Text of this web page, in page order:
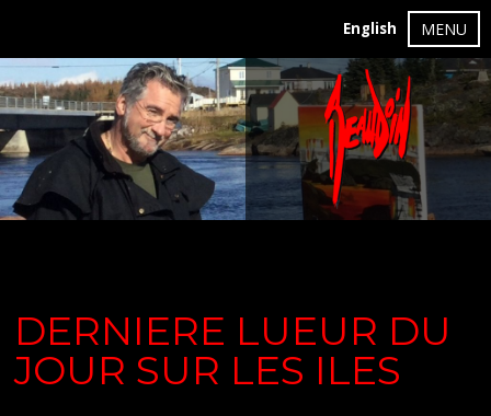
English MENU
DERNIERE LUEUR DU
JOUR SUR LES ILES